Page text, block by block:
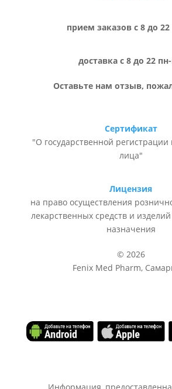
прием заказов с 8 до 22
доставка с 8 до 22
Оставьте нам отзыв,
Сертификат
"О государственной
лица"
Лицензия
на право осуществления
лекарственных средств и
назначения
© 2026
Fenix Med Pharm,